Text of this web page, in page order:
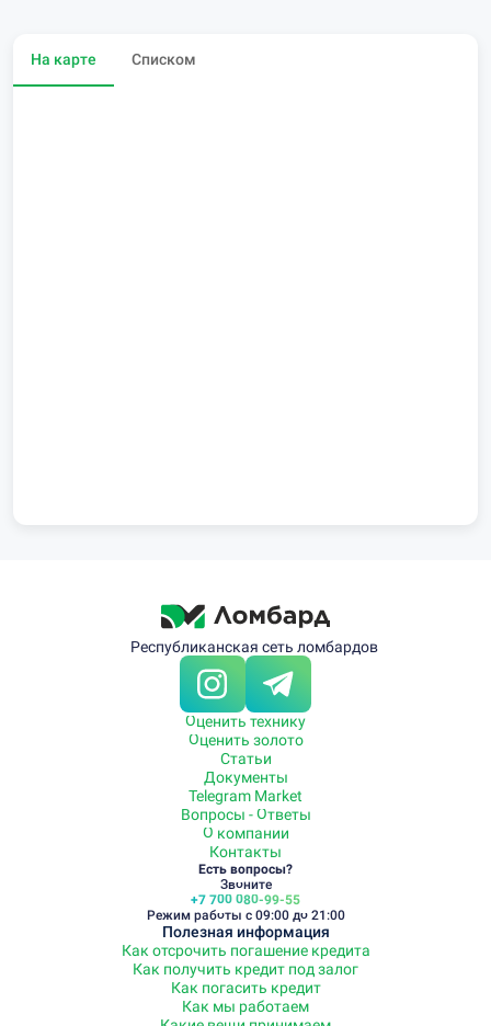
На карте Списком
Республиканская сеть ломбардов
Оценить технику
Оценить золото
Статьи
Документы
Telegram Market
Вопросы - Ответы
О компании
Контакты
Есть вопросы?
Звоните
+7 700 080-99-55
Режим работы с 09:00 до 21:00
Полезная информация
Как отсрочить погашение кредита
Как получить кредит под залог
Как погасить кредит
Как мы работаем